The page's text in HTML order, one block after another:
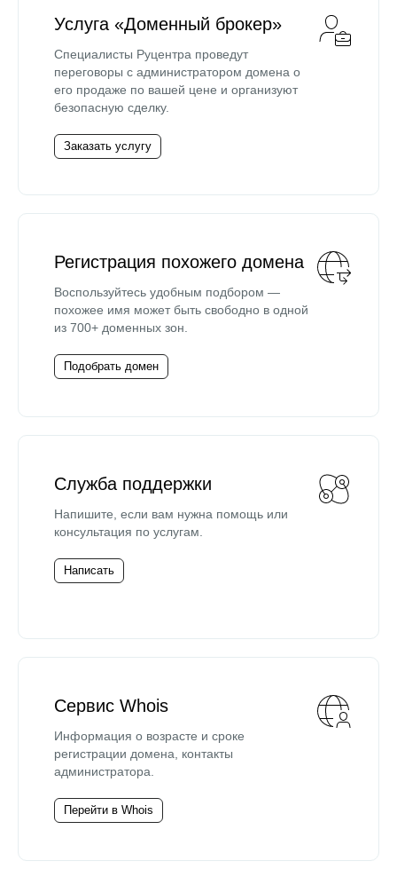
Услуга «Доменный брокер»
Специалисты Руцентра проведут
переговоры с администратором домена о
его продаже по вашей цене и организуют
безопасную сделку.
Заказать услугу
Регистрация похожего домена
Воспользуйтесь удобным подбором —
похожее имя может быть свободно в одной
из 700+ доменных зон.
Подобрать домен
Служба поддержки
Напишите, если вам нужна помощь или
консультация по услугам.
Написать
Сервис Whois
Информация о возрасте и сроке
регистрации домена, контакты
администратора.
Перейти в Whois